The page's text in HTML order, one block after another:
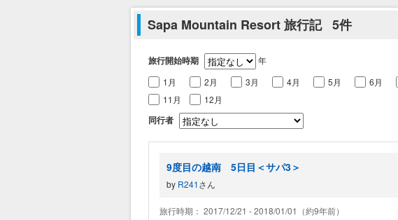
Sapa Mountain Resort 旅行記 5件
旅行開始時期
年
1月
2月 3月 4月 5月 6月
11月
12月
同行者
9度目の越南 5日目＜サパ3＞
by R241さん
旅行時期： 2017/12/21 - 2018/01/01（約9年前）